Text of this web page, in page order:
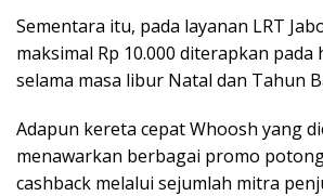
Sementara itu, pada layanan LRT
maksimal Rp 10.000 diterapkan
selama masa libur Natal dan Tahun
Adapun kereta cepat Whoosh yang
menawarkan berbagai promo
cashback melalui sejumlah mitra